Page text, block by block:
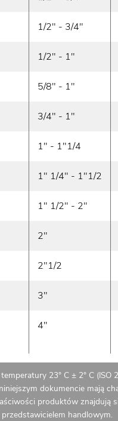
1/2" - 3/4"
1/2" - 1"
5/8" - 1"
3/4" - 1"
1" - 1"1/4
1" 1/4" - 1"1/2
1" 1/2" - 2"
2"
2"1/2
3"
4"
23° C ± 2° C (ISO
dokumencie mają
produktów
handlowym.